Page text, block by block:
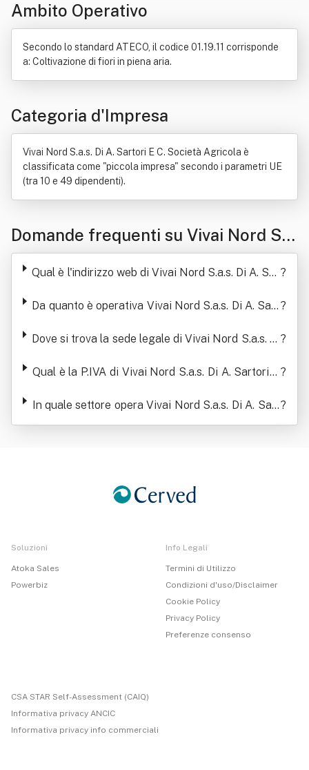
Selvicoltura
Suolo
Ambito Operativo
Secondo lo standard ATECO, il codice 01.19.11 corrisponde
a: Coltivazione di fiori in piena aria.
Categoria d'Impresa
Vivai Nord S.a.s. Di A. Sartori E C. Società Agricola è
classificata come "piccola impresa" secondo i parametri UE
(tra 10 e 49 dipendenti).
Domande frequenti su Vivai Nord S.a.
s. Di A. Sartori E C. Società Agricola
Qual è l'indirizzo web di Vivai Nord S.a.s. Di A. Sar ?
Da quanto è operativa Vivai Nord S.a.s. Di A. Sart ?
Dove si trova la sede legale di Vivai Nord S.a.s. Di ?
Qual è la P.IVA di Vivai Nord S.a.s. Di A. Sartori E ?
In quale settore opera Vivai Nord S.a.s. Di A. Sart
ori E C. Società Agricola
?
Soluzioni
Atoka Sales
Powerbiz
Info Legali
Termini di Utilizzo
Condizioni d'uso/Disclaimer
Cookie Policy
Privacy Policy
Preferenze consenso
CSA STAR Self-Assessment (CAIQ)
Informativa privacy ANCIC
Informativa privacy info commerciali